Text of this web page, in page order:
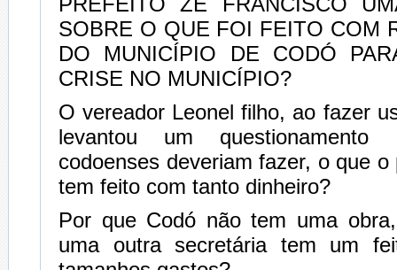
SOBRE O QUE FOI FEITO COM
DO MUNICÍPIO DE CODÓ
CRISE NO MUNICÍPIO?
O vereador Leonel filho, ao fazer
levantou um
codoenses deveriam fazer, o que
tem feito com tanto dinheiro?
Por que Codó não tem uma
uma outra secretária tem um